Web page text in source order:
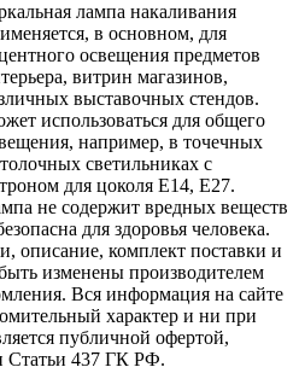
лампа накаливания
в основном, для
освещения предметов
витрин магазинов,
выставочных стендов.
использоваться для общего
например, в точечных
светильниках с
для цоколя Е14, Е27.
не содержит вредных веществ
для здоровья человека.
описание, комплект поставки и
изменены производителем
Вся информация на сайте
характер и ни при
публичной офертой,
Статьи 437 ГК РФ.